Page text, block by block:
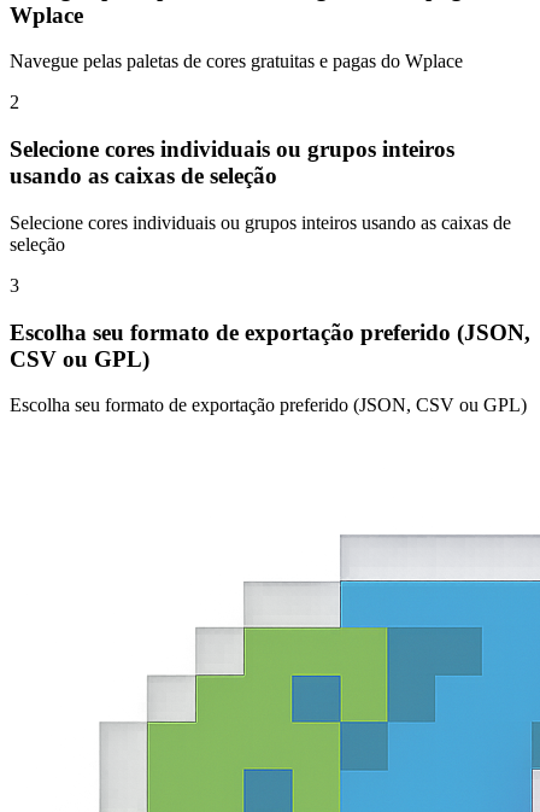
Wplace
Navegue pelas paletas de cores gratuitas e pagas do Wplace
2
Selecione cores individuais ou grupos inteiros
usando as caixas de seleção
Selecione cores individuais ou grupos inteiros usando as caixas de
seleção
3
Escolha seu formato de exportação preferido (JSON,
CSV ou GPL)
Escolha seu formato de exportação preferido (JSON, CSV ou GPL)